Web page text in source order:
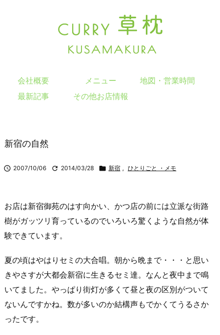
会社概要 メニュー
地図・営業時間
最新記事
その他お店情報
新宿の自然
 2007/10/06  2014/03/28  新宿 , ひとりごと ・メモ
お店は新宿御苑のはす向かい、かつ店の前には立派な街路
樹がガッツリ育っているのでいろいろ驚くような自然が体
験できています。
夏の頃はやはりセミの大合唱。朝から晩まで・・・と思い
きやさすが大都会新宿に生きるセミ達。なんと夜中まで鳴
いてました。やっぱり街灯が多くて昼と夜の区別がついて
ないんですかね。数が多いのか結構声もでかくてうるさか
ったです。